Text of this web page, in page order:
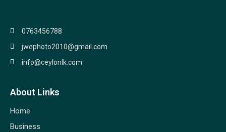
0763456788
jwephoto2010@gmail.com
info@ceylonlk.com
About Links
Home
Business